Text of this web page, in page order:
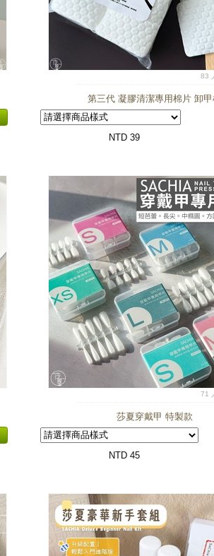
83
第三代 凝膠清潔專用棉片 卸
NTD 39
71
莎夏穿戴甲 特製款
NTD 45